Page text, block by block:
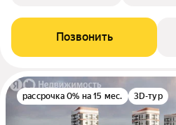
Позвонить
рассрочка 0% на 15 мес. 3D-тур